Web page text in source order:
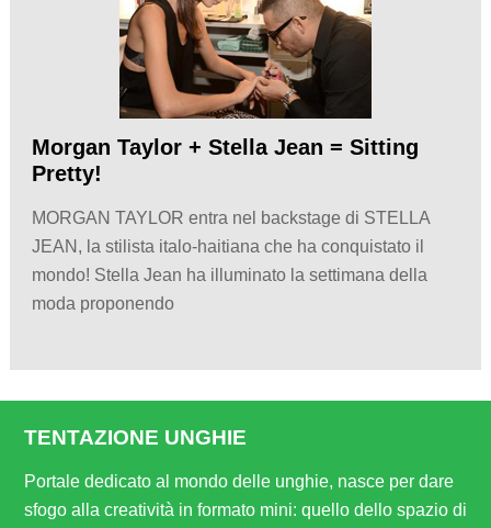
Morgan Taylor + Stella Jean = Sitting
Pretty!
MORGAN TAYLOR entra nel backstage di STELLA
JEAN, la stilista italo-haitiana che ha conquistato il
mondo! Stella Jean ha illuminato la settimana della
moda proponendo
TENTAZIONE UNGHIE
Portale dedicato al mondo delle unghie, nasce per dare
sfogo alla creatività in formato mini: quello dello spazio di